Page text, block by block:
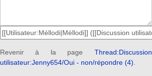
Revenir à la page Thread:Discussion
utilisateur:Jenny654/Oui - non/répondre (4)